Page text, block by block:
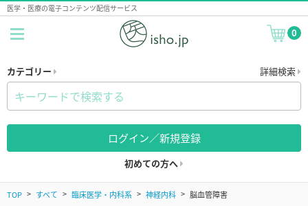
医学・医療の電子コンテンツ配信サービス
0
カテゴリー 詳細検索
ログイン／新規登録
初めての方へ
TOP すべて 臨床医学・内科系 神経内科 脳血管障害